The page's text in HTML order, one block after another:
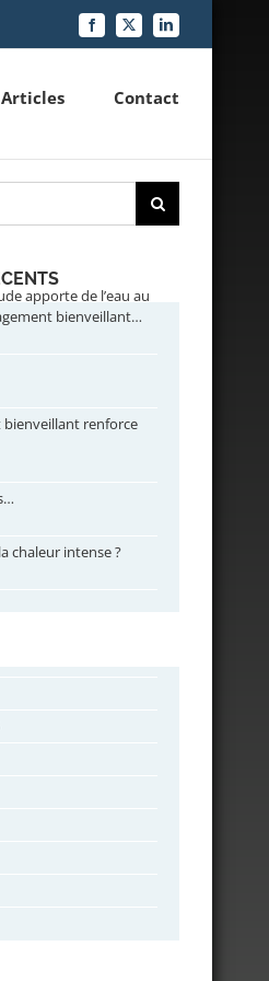
Facebook
X LinkedIn
Articles Contact
apporte de l’eau au
bienveillant…
bienveillant renforce
chaleur intense ?